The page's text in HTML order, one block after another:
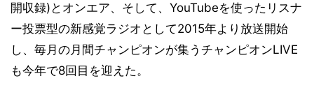
開収録)とオンエア、そして、YouTubeを使ったリスナ
ー投票型の新感覚ラジオとして2015年より放送開始
し、毎月の月間チャンピオンが集うチャンピオンLIVE
も今年で8回目を迎えた。